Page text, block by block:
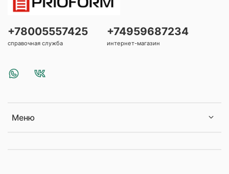
Меню
+78005557425
справочная служба
+74959687234
интернет-магазин